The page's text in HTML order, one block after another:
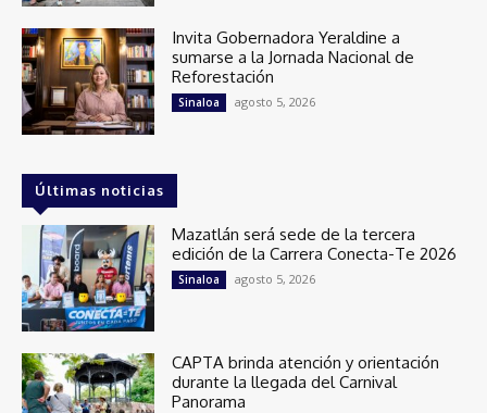
Invita Gobernadora Yeraldine a
sumarse a la Jornada Nacional de
Reforestación
Sinaloa agosto 5, 2026
Últimas noticias
Mazatlán será sede de la tercera
edición de la Carrera Conecta-Te 2026
Sinaloa agosto 5, 2026
CAPTA brinda atención y orientación
durante la llegada del Carnival
Panorama